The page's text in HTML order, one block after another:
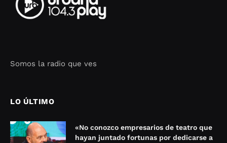
Somos la radio que ves
LO ÚLTIMO
«No conozco empresarios de teatro que
hayan juntado fortunas por dedicarse a